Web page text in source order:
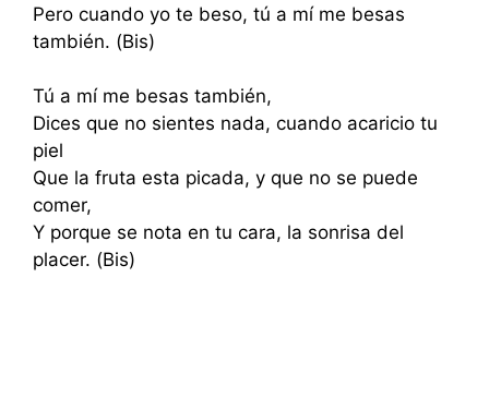
Pero cuando yo te beso, tú a mí me besas
también. (Bis)
Tú a mí me besas también,
Dices que no sientes nada, cuando acaricio tu
piel
Que la fruta esta picada, y que no se puede
comer,
Y porque se nota en tu cara, la sonrisa del
placer. (Bis)